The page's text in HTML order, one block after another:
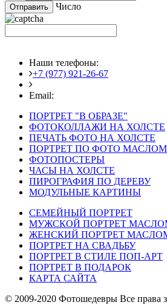
Число
Наши телефоны:
+7 (977) 921-26-67
Email:
ПОРТРЕТ "В ОБРАЗЕ"
ФОТОКОЛЛАЖИ НА ХОЛСТЕ
ПЕЧАТЬ ФОТО НА ХОЛСТЕ
ПОРТРЕТ ПО ФОТО МАСЛОМ
ФОТОПОСТЕРЫ
ЧАСЫ НА ХОЛСТЕ
ПИРОГРАФИЯ ПО ДЕРЕВУ
МОДУЛЬНЫЕ КАРТИНЫ
СЕМЕЙНЫЙ ПОРТРЕТ
МУЖСКОЙ ПОРТРЕТ
ЖЕНСКИЙ ПОРТРЕТ
ПОРТРЕТ НА СВАДЬБУ
ПОРТРЕТ В СТИЛЕ ПОП-АРТ
ПОРТРЕТ В ПОДАРОК
КАРТА САЙТА
© 2009-2020 Фотошедевры Все права